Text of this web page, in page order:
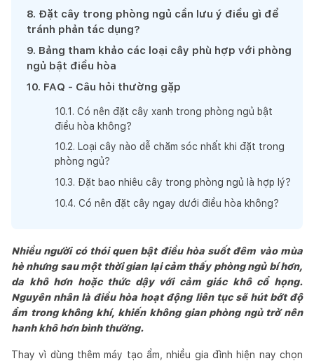
8. Đặt cây trong phòng ngủ cần lưu ý điều gì để
tránh phản tác dụng?
9. Bảng tham khảo các loại cây phù hợp với phòng
ngủ bật điều hòa
10. FAQ - Câu hỏi thường gặp
10.1 . Có nên đặt cây xanh trong phòng ngủ bật
điều hòa không?
10.2. Loại cây nào dễ chăm sóc nhất khi đặt trong
phòng ngủ?
10.3. Đặt bao nhiêu cây trong phòng ngủ là hợp lý?
10.4. Có nên đặt cây ngay dưới điều hòa không?
Nhiều người có thói quen bật điều hòa suốt đêm vào mùa
hè nhưng sau một thời gian lại cảm thấy phòng ngủ bí hơn,
da khô hơn hoặc thức dậy với cảm giác khô cổ họng.
Nguyên nhân là điều hòa hoạt động liên tục sẽ hút bớt độ
ẩm trong không khí, khiến không gian phòng ngủ trở nên
hanh khô hơn bình thường.
Thay vì dùng thêm máy tạo ẩm, nhiều gia đình hiện nay chọn